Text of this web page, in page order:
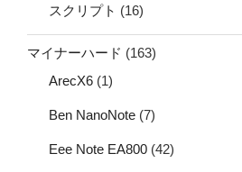
スクリプト (16)
マイナーハード (163)
ArecX6 (1)
Ben NanoNote (7)
Eee Note EA800 (42)